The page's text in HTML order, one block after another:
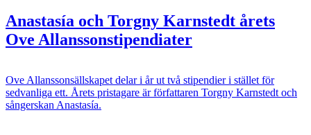
Anastasía och Torgny Karnstedt årets
Ove Allanssonstipendiater
Ove Allanssonsällskapet delar i år ut två stipendier i stället för
sedvanliga ett. Årets pristagare är författaren Torgny Karnstedt och
sångerskan Anastasía.